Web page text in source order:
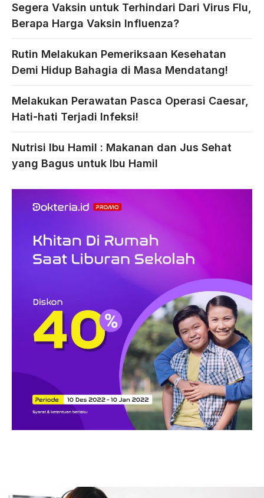
Segera Vaksin untuk Terhindari Dari Virus Flu,
Berapa Harga Vaksin Influenza?
Rutin Melakukan Pemeriksaan Kesehatan
Demi Hidup Bahagia di Masa Mendatang!
Melakukan Perawatan Pasca Operasi Caesar,
Hati-hati Terjadi Infeksi!
Nutrisi Ibu Hamil : Makanan dan Jus Sehat
yang Bagus untuk Ibu Hamil